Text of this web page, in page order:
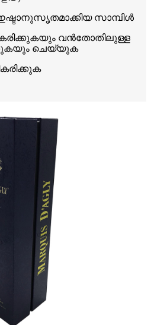
ഇഷ്ടാനുസൃതമാക്കിയ സാമ്പിൾ
വൻതോതിലുള്ള
ചെയ്യുക